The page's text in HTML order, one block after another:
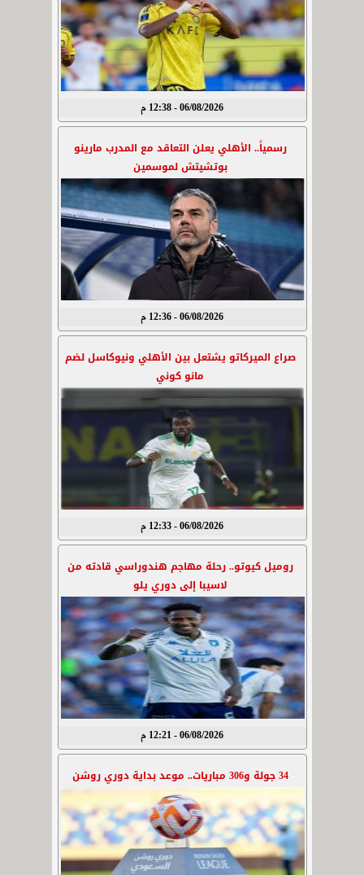
06/08/2026 - 12:38 م
رسمياً.. الأهلي يعلن التعاقد مع المدرب مارينو
بوتشيتش لموسمين
06/08/2026 - 12:36 م
صراع الميركاتو يشتعل بين الأهلي ونيوكاسل لضم
مانو كوني
06/08/2026 - 12:33 م
روميل كيوتو.. رحلة مهاجم هندوراسي قادته من
لاسيبا إلى دوري يلو
06/08/2026 - 12:21 م
34 جولة و306 مباريات.. موعد بداية دوري روشن